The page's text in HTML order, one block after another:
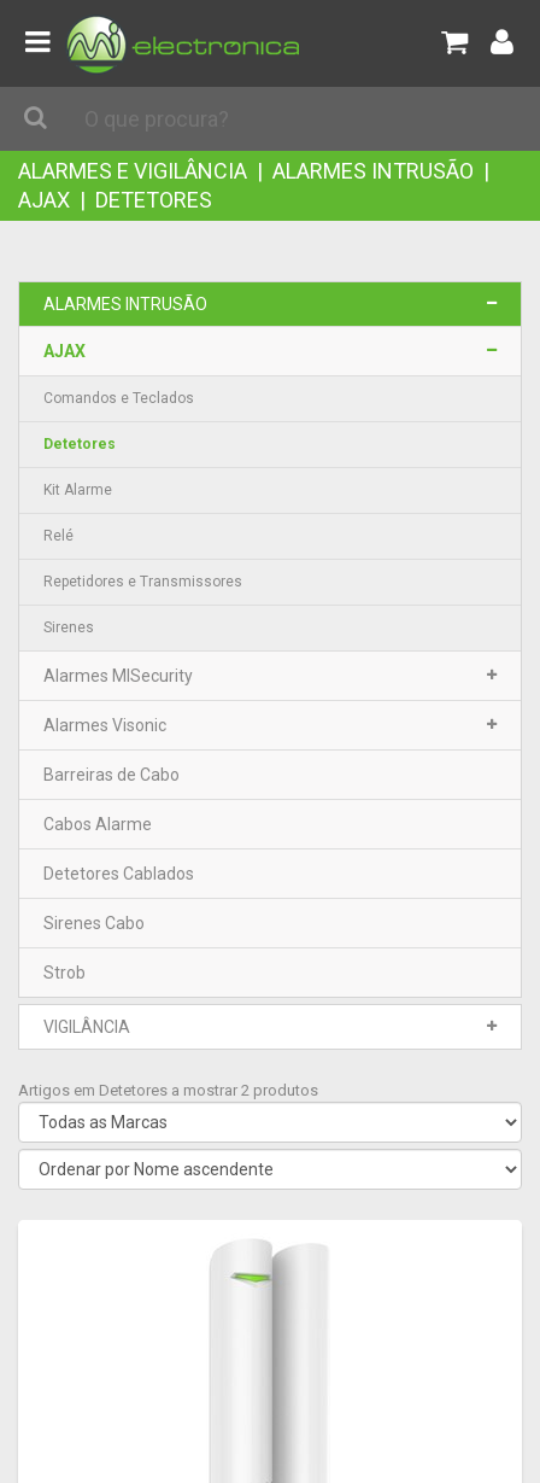
ALARMES E VIGILÂNCIA | ALARMES INTRUSÃO |
AJAX | DETETORES
ALARMES INTRUSÃO
AJAX
Comandos e Teclados
Detetores
Kit Alarme
Relé
Repetidores e Transmissores
Sirenes
Alarmes MISecurity
Alarmes Visonic
Barreiras de Cabo
Cabos Alarme
Detetores Cablados
Sirenes Cabo
Strob
VIGILÂNCIA
Artigos em Detetores a mostrar 2 produtos